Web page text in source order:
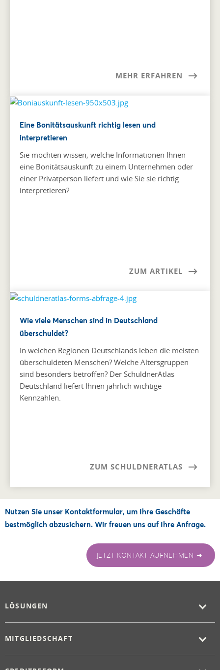
MEHR ERFAHREN
Eine Bonitätsauskunft richtig lesen und
interpretieren
Sie möchten wissen, welche Informationen Ihnen
eine Bonitätsauskunft zu einem Unternehmen oder
einer Privatperson liefert und wie Sie sie richtig
interpretieren?
ZUM ARTIKEL
Wie viele Menschen sind in Deutschland
überschuldet?
In welchen Regionen Deutschlands leben die meisten
überschuldeten Menschen? Welche Altersgruppen
sind besonders betroffen? Der SchuldnerAtlas
Deutschland liefert Ihnen jährlich wichtige
Kennzahlen.
ZUM SCHULDNERATLAS
Nutzen Sie unser Kontaktformular, um Ihre Geschäfte
bestmöglich abzusichern. Wir freuen uns auf Ihre Anfrage.
JETZT KONTAKT AUFNEHMEN ➜
LÖSUNGEN
MITGLIEDSCHAFT